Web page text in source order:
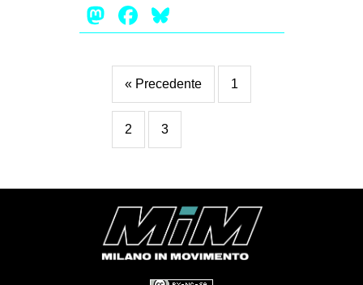
Mastodon
Facebook
« Precedente 1
2 3